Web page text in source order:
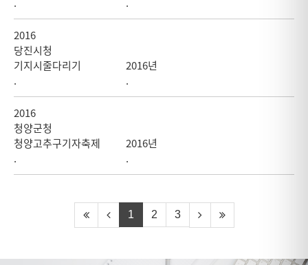
2016
당진시청
기지시줄다리기
2016년
.
.
2016
청양군청
청양고추구기자축제
2016년
.
.
1 2 3